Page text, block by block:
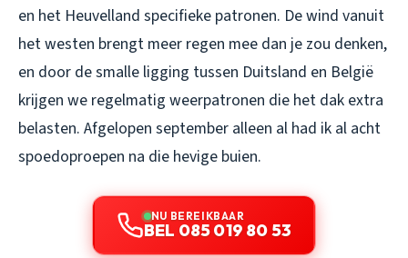
en het Heuvelland specifieke patronen. De wind vanuit
het westen brengt meer regen mee dan je zou denken,
en door de smalle ligging tussen Duitsland en België
krijgen we regelmatig weerpatronen die het dak extra
belasten. Afgelopen september alleen al had ik al acht
spoedoproepen na die hevige buien.
NU BEREIKBAAR
BEL 085 019 80 53